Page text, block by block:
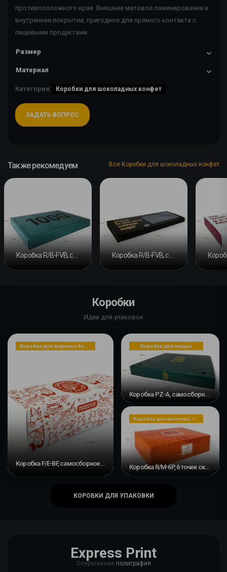
противоположного края. Внешнее матовое ламинирование и
внутреннее покрытие, пригодное для прямого контакта с
пищевыми продуктами.
Размер
Материал
Категория: Коробки для шоколадных конфет
ЗАДАТЬ ВОПРОС
Также рекомедуем Все Коробки для шоколадных конфет
Коробка R/B-FVB, скользящая лента, основание с двойной перемычкой и крышкой Коробка R/B-FVB, скользящая лента с окном и основанием
Коробки
Идеи для упаковок
Коробка F/E-BF, самосборное основание и скользящая лента #2
Коробки для пиццы
Коробка PZ-A, самосборная коробка #2
Коробка R/M-6P, 6 точек склеивания
КОРОБКИ ДЛЯ УПАКОВКИ
Express Print
Оперативная полиграфия